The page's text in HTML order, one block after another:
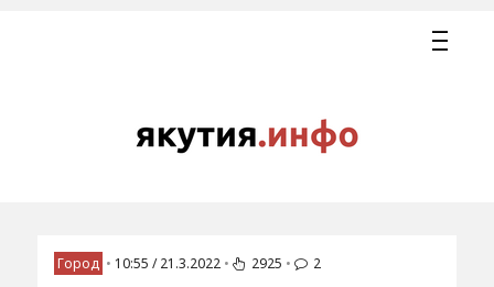
Город • 10:55 / 21.3.2022 • 2925 • 2